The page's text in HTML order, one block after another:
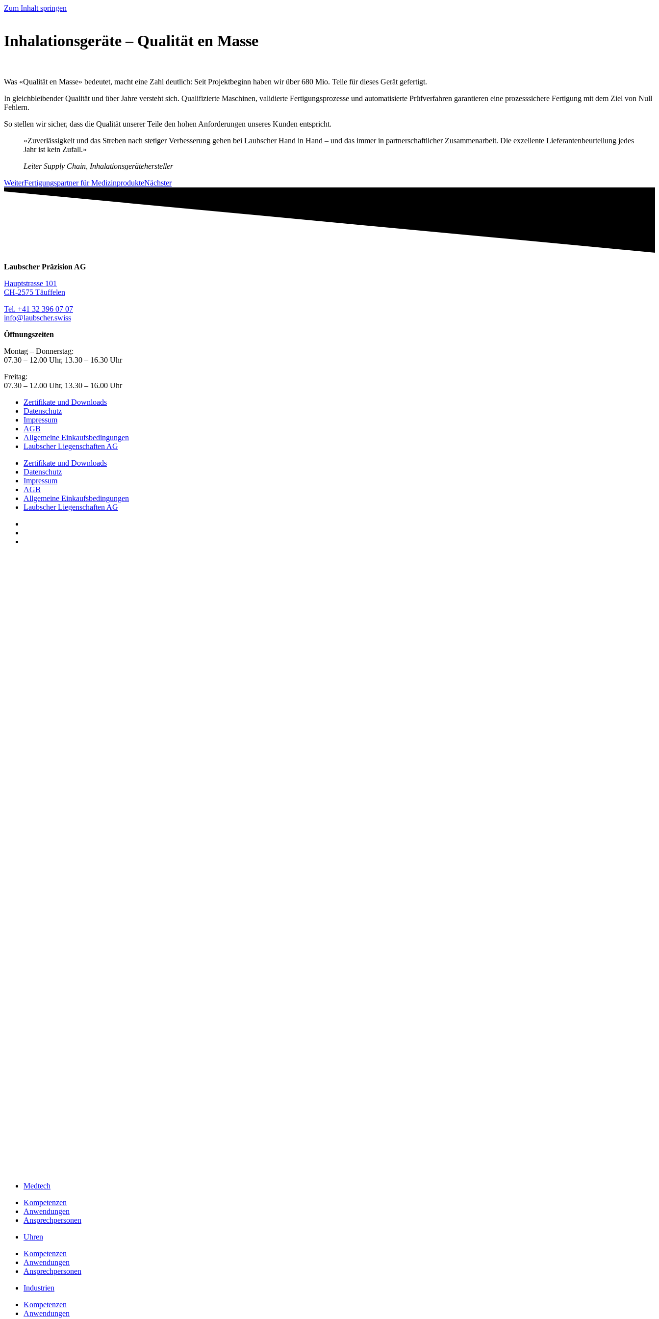
Zum Inhalt springen
Inhalationsgeräte – Qualität en Masse
Was «Qualität en Masse» bedeutet, macht eine Zahl deutlich: Seit Projektbeginn haben wir über 680 Mio. Teile für dieses Gerät gefertigt.
In gleichbleibender Qualität und über Jahre versteht sich. Qualifizierte Maschinen, validierte Fertigungsprozesse und automatisierte Prüfverfahren garantieren eine prozesssichere Fertigung mit dem Ziel von Null
Fehlern.
So stellen wir sicher, dass die Qualität unserer Teile den hohen Anforderungen unseres Kunden entspricht.
«Zuverlässigkeit und das Streben nach stetiger Verbesserung gehen bei Laubscher Hand in Hand – und das immer in partnerschaftlicher Zusammenarbeit. Die exzellente Lieferantenbeurteilung jedes
Jahr ist kein Zufall.»
Leiter Supply Chain, Inhalationsgerätehersteller
WeiterFertigungspartner für MedizinprodukteNächster
Laubscher Präzision AG
Hauptstrasse 101
CH-2575 Täuffelen
Tel. +41 32 396 07 07
info@laubscher.swiss
Öffnungszeiten
Montag – Donnerstag:
07.30 – 12.00 Uhr, 13.30 – 16.30 Uhr
Freitag:
07.30 – 12.00 Uhr, 13.30 – 16.00 Uhr
Zertifikate und Downloads
Datenschutz
Impressum
AGB
Allgemeine Einkaufsbedingungen
Laubscher Liegenschaften AG
Zertifikate und Downloads
Datenschutz
Impressum
AGB
Allgemeine Einkaufsbedingungen
Laubscher Liegenschaften AG
Medtech
Kompetenzen
Anwendungen
Ansprechpersonen
Uhren
Kompetenzen
Anwendungen
Ansprechpersonen
Industrien
Kompetenzen
Anwendungen